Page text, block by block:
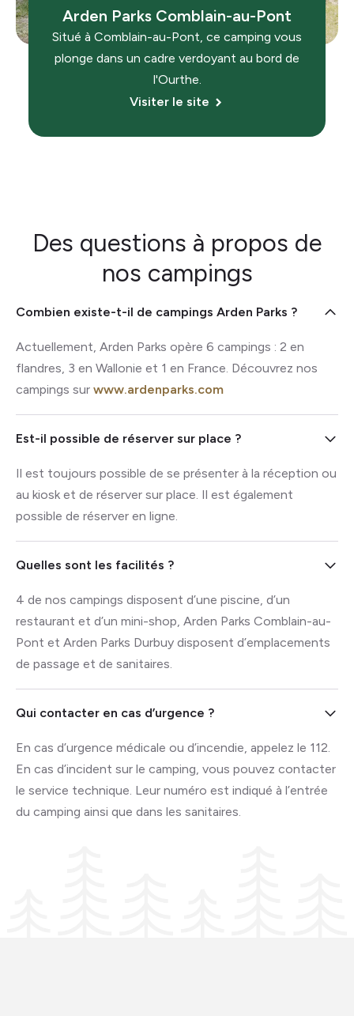
Arden Parks Comblain-au-Pont
Situé à Comblain-au-Pont, ce camping vous
plonge dans un cadre verdoyant au bord de
l'Ourthe.
Visiter le site
Des questions à propos de
nos campings
Combien existe-t-il de campings Arden Parks ?
Actuellement, Arden Parks opère 6 campings : 2 en
flandres, 3 en Wallonie et 1 en France. Découvrez nos
campings sur www.ardenparks.com
Est-il possible de réserver sur place ?
Il est toujours possible de se présenter à la réception ou
au kiosk et de réserver sur place. Il est également
possible de réserver en ligne.
Quelles sont les facilités ?
4 de nos campings disposent d’une piscine, d’un
restaurant et d’un mini-shop, Arden Parks Comblain-au-
Pont et Arden Parks Durbuy disposent d’emplacements
de passage et de sanitaires.
Qui contacter en cas d’urgence ?
En cas d’urgence médicale ou d’incendie, appelez le 112.
En cas d’incident sur le camping, vous pouvez contacter
le service technique. Leur numéro est indiqué à l’entrée
du camping ainsi que dans les sanitaires.